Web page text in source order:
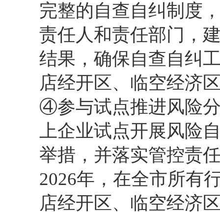
完整的自查自纠制度
责任人和责任部门，
结果，确保自查自纠
店经开区、临空经济
④参与试点推进风险
上企业试点开展风险
举措，并落实管控责
2026年，在全市所有
店经开区、临空经济